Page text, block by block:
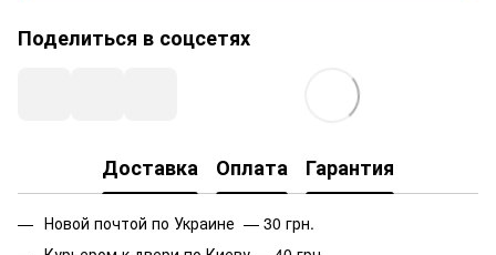
Поделиться в соцсетях
Доставка Оплата Гарантия
Новой почтой по Украине — 30 грн.